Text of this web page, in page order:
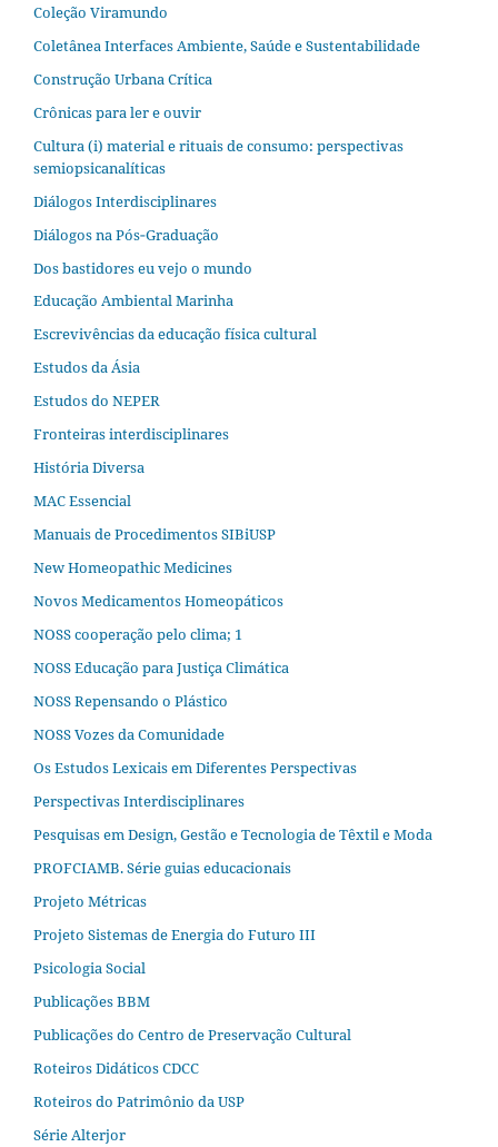
Coleção Viramundo
Coletânea Interfaces Ambiente, Saúde e Sustentabilidade
Construção Urbana Crítica
Crônicas para ler e ouvir
Cultura (i) material e rituais de consumo: perspectivas
semiopsicanalíticas
Diálogos Interdisciplinares
Diálogos na Pós‐Graduação
Dos bastidores eu vejo o mundo
Educação Ambiental Marinha
Escrevivências da educação física cultural
Estudos da Ásia​
Estudos do NEPER
Fronteiras interdisciplinares
História Diversa
MAC Essencial
Manuais de Procedimentos SIBiUSP
New Homeopathic Medicines
Novos Medicamentos Homeopáticos
NOSS cooperação pelo clima; 1
NOSS Educação para Justiça Climática
NOSS Repensando o Plástico
NOSS Vozes da Comunidade
Os Estudos Lexicais em Diferentes Perspectivas
Perspectivas Interdisciplinares
Pesquisas em Design, Gestão e Tecnologia de Têxtil e Moda
PROFCIAMB. Série guias educacionais
Projeto Métricas
Projeto Sistemas de Energia do Futuro III
Psicologia Social
Publicações BBM
Publicações do Centro de Preservação Cultural
Roteiros Didáticos CDCC
Roteiros do Patrimônio da USP
Série Alterjor